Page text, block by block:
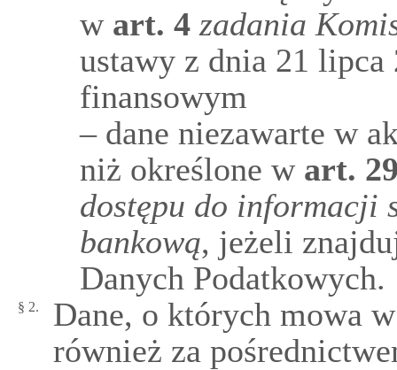
wart. 4 zadania
ustawy z dnia 21 lipca
finansowym
– dane niezawarte w
niż określone wart.
dostępu do informacji
bankową, jeżeli
Danych Podatkowych.
§ 2.
Dane, o których mowa
również za